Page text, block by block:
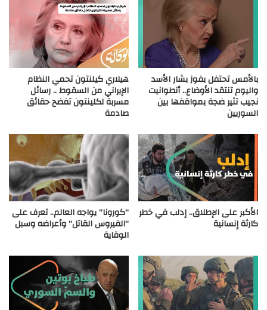
بالأمس تحتفل بفوز بشار الأسد
واليوم تنتقد الأوضاع.. أنطوانيت
نجيب تثير ضجة بمواقفها بين
السوريين
هيلاري كيلنتون تحمي النظام
الإيراني من السقوط .. رسائل
مسربة لكلينتون تفضح حقائق
صادمة
الأكبر على الإطلاق.. إدلب في خطر
كارثة إنسانية
“كورونا” يواجه العالم.. تعرف على
“الفيروس القاتل” وأعراضه وسبل
الوقاية